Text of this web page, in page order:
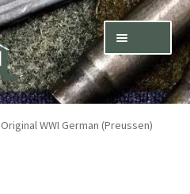
Original WWI German (Preussen)